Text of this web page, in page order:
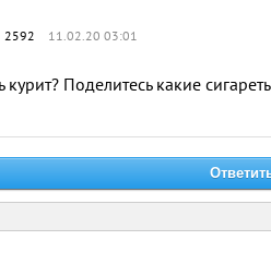
2592 11.02.20 03:01
курит? Поделитесь какие